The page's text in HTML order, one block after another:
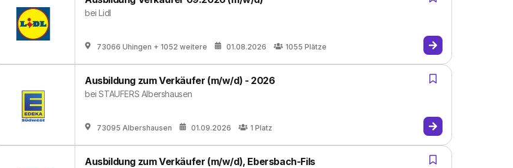
beiLidl
73066 Uhingen + 1052 weitere 01.08.2026 1055 Plätze
Ausbildung zum Verkäufer (m/w/d) - 2026
beiSTAUFERS Albershausen
73095 Albershausen 01.09.2026 1 Platz
Ausbildung zum Verkäufer (m/w/d), Ebersbach-Fils